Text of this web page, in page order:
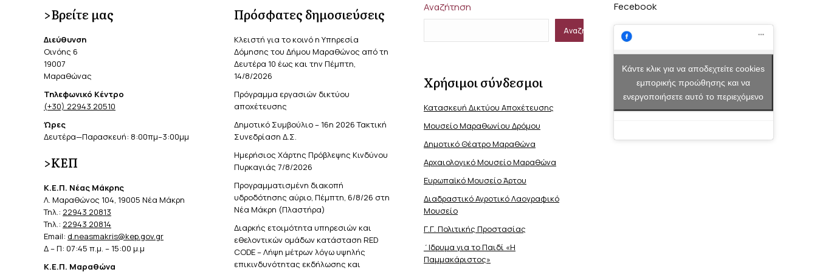
>Βρείτε μας
Διεύθυνση
Οινόης 6
19007
Μαραθώνας
Τηλεφωνικό Κέντρο
(+30) 22943 20510
Ώρες
Δευτέρα—Παρασκευή: 8:00πμ–3:00μμ
>ΚΕΠ
Κ.Ε.Π. Νέας Μάκρης
Λ. Μαραθώνος 104, 19005 Νέα Μάκρη
Τηλ.: 22943 20813
Τηλ.: 22943 20814
Email: d.neasmakris@kep.gov.gr
Δ – Π: 07:45 π.μ. – 15:00 μ.μ
Κ.Ε.Π. Μαραθώνα
Πρόσφατες δημοσιεύσεις
Κλειστή για το κοινό η Υπηρεσία
Δόμησης του Δήμου Μαραθώνος από τη
Δευτέρα 10 έως και την Πέμπτη,
14/8/2026
Πρόγραμμα εργασιών δικτύου
αποχέτευσης
Δημοτικό Συμβούλιο – 16η 2026 Τακτική
Συνεδρίαση Δ.Σ.
Ημερήσιος Χάρτης Πρόβλεψης Κινδύνου
Πυρκαγιάς 7/8/2026
Προγραμματισμένη διακοπή
υδροδότησης αύριο, Πέμπτη, 6/8/26 στη
Νέα Μάκρη (Πλαστήρα)
Διαρκής ετοιμότητα υπηρεσιών και
εθελοντικών ομάδων κατάσταση RED
CODE – Λήψη μέτρων λόγω υψηλής
επικινδυνότητας εκδήλωσης και
Αναζήτηση
Αναζήτηση
Χρήσιμοι σύνδεσμοι
Κατασκευή Δικτύου Αποχέτευσης
Μουσείο Μαραθωνίου Δρόμου
Δημοτικό Θέατρο Μαραθώνα
Αρχαιολογικό Μουσείο Μαραθώνα
Ευρωπαϊκό Μουσείο Άρτου
Διαδραστικό Αγροτικό Λαογραφικό
Μουσείο
Γ.Γ. Πολιτικής Προστασίας
΄Ιδρυμα για το Παιδί «Η
Παμμακάριστος»
Fecebook
Κάντε κλικ για να αποδεχτείτε cookies
εμπορικής προώθησης και να
ενεργοποιήσετε αυτό το περιεχόμενο